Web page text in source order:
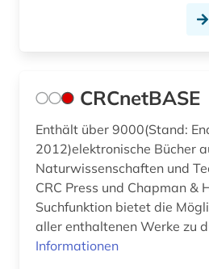
CRCnetBASE
Enthält über 9000(Stand:
2012)elektronische Bücher
Naturwissenschaften und
CRC Press und Chapman &
Suchfunktion bietet die
aller enthaltenen Werke zu
Informationen